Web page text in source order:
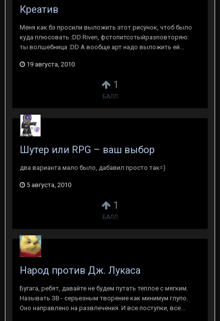
1
БАЛЛ
Креатив
Меня как бэ просили выложить этот рисунок, чтоб было
куда плюсовать :DD Riven, фстопитсотыйразповторяю:
ты волшебница :DD А вообще арт надо выложить ей...
19 августа, 2010
1
БАЛЛ
Шутер или RPG – ваш выбор
два варианта мало было, дабавил просто так=)
5 августа, 2010
Народ против Дж. Лукаса
Бугага, ребят, давайте не будем путать теплое с мягким.
Называть ЗВ - серьезным творение как минимум глупо.
Оно направлено на развлечения. И все поступки, все...